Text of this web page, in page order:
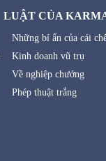
LUẬT CỦA
Những bí ẩn của cái
Kinh doanh vũ trụ
Về nghiệp chướng
Phép thuật trắng